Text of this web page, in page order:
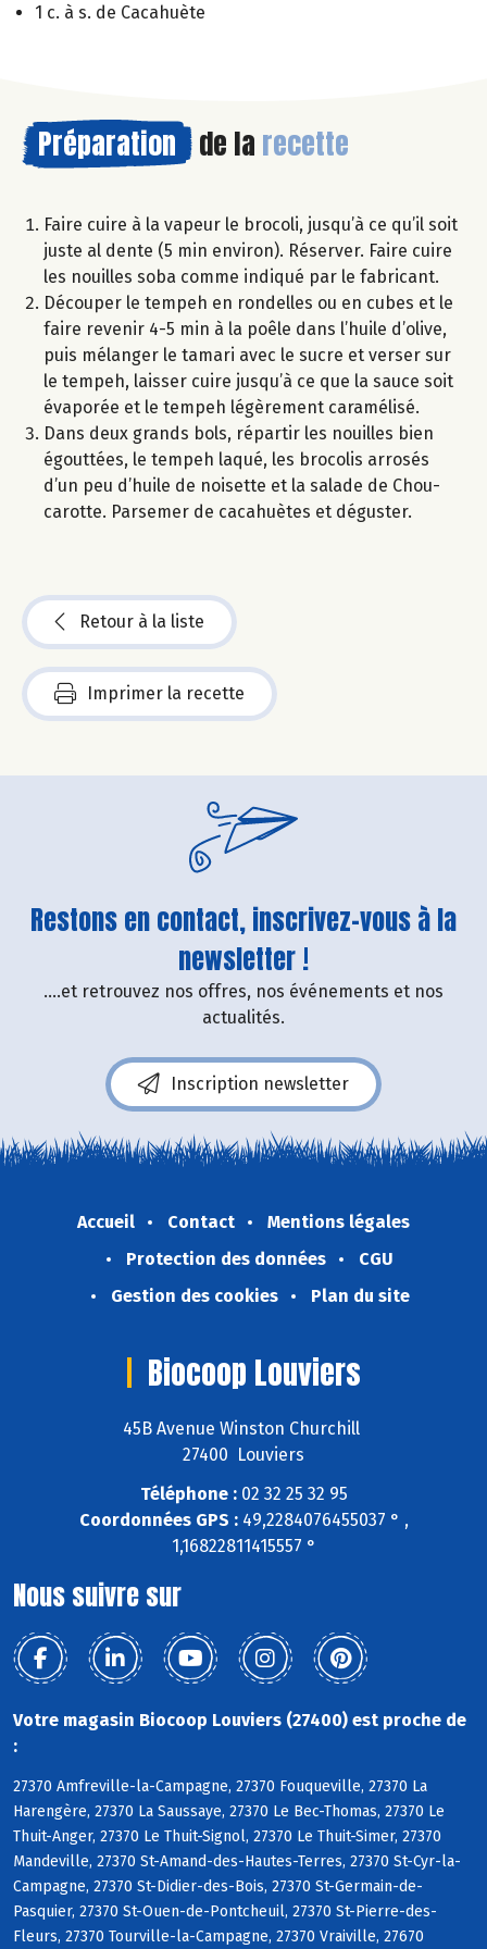
1 c. à s. de Cacahuète
Préparation de la recette
Faire cuire à la vapeur le brocoli, jusqu’à ce qu’il soit
juste al dente (5 min environ). Réserver. Faire cuire
les nouilles soba comme indiqué par le fabricant.
Découper le tempeh en rondelles ou en cubes et le
faire revenir 4-5 min à la poêle dans l’huile d’olive,
puis mélanger le tamari avec le sucre et verser sur
le tempeh, laisser cuire jusqu’à ce que la sauce soit
évaporée et le tempeh légèrement caramélisé.
Dans deux grands bols, répartir les nouilles bien
égouttées, le tempeh laqué, les brocolis arrosés
d’un peu d’huile de noisette et la salade de Chou-
carotte. Parsemer de cacahuètes et déguster.
Retour à la liste
Imprimer la recette
Restons en contact, inscrivez-vous à la
newsletter !
....et retrouvez nos offres, nos événements et nos
actualités.
Inscription newsletter
Accueil Contact
Mentions légales
Protection des données
CGU
Gestion des cookies
Plan du site
Biocoop Louviers
45B Avenue Winston Churchill
27400 Louviers
Téléphone :02 32 25 32 95
Coordonnées GPS :49,2284076455037 ° ,
1,16822811415557 °
Nous suivre sur
Votre magasin Biocoop Louviers (27400) est proche de
:
27370 Amfreville-la-Campagne, 27370 Fouqueville, 27370 La
Harengère, 27370 La Saussaye, 27370 Le Bec-Thomas, 27370 Le
Thuit-Anger, 27370 Le Thuit-Signol, 27370 Le Thuit-Simer, 27370
Mandeville, 27370 St-Amand-des-Hautes-Terres, 27370 St-Cyr-la-
Campagne, 27370 St-Didier-des-Bois, 27370 St-Germain-de-
Pasquier, 27370 St-Ouen-de-Pontcheuil, 27370 St-Pierre-des-
Fleurs, 27370 Tourville-la-Campagne, 27370 Vraiville, 27670